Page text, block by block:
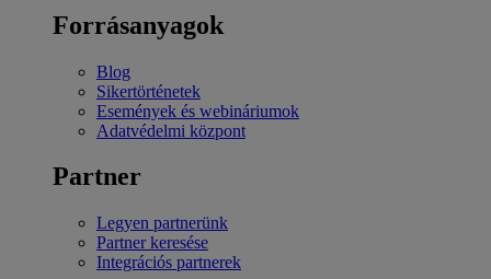
Forrásanyagok
Blog
Sikertörténetek
Események és webináriumok
Adatvédelmi központ
Partner
Legyen partnerünk
Partner keresése
Integrációs partnerek